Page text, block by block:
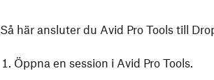
Så här ansluter du Avid Pro Tools till
Öppna en session i Avid Pro Tools.